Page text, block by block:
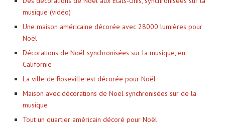
musique (vidéo)
Une maison américaine décorée avec 28000 lumières pour
Noël
Décorations de Noël synchronisées sur la musique, en
Californie
La ville de Roseville est décorée pour Noël
Maison avec décorations de Noël synchronisées sur de la
musique
Tout un quartier américain décoré pour Noël